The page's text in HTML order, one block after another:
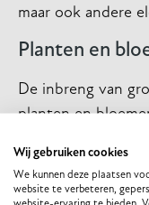
maar ook andere
Planten en
De inbreng van
planten en
levendige sfeer.
bewezen stress
Hout en steen
Wij gebruiken cookies
We kunnen deze plaatsen
website te verbeteren,